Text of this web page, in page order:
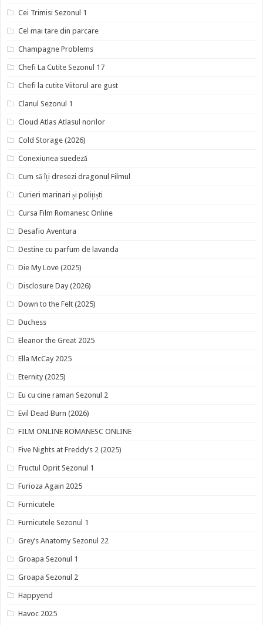
Cei Trimisi Sezonul 1
Cel mai tare din parcare
Champagne Problems
Chefi La Cutite Sezonul 17
Chefi la cutite Viitorul are gust
Clanul Sezonul 1
Cloud Atlas Atlasul norilor
Cold Storage (2026)
Conexiunea suedeză
Cum să îți dresezi dragonul Filmul
Curieri marinari și polițiști
Cursa Film Romanesc Online
Desafio Aventura
Destine cu parfum de lavanda
Die My Love (2025)
Disclosure Day (2026)
Down to the Felt (2025)
Duchess
Eleanor the Great 2025
Ella McCay 2025
Eternity (2025)
Eu cu cine raman Sezonul 2
Evil Dead Burn (2026)
FILM ONLINE ROMANESC ONLINE
Five Nights at Freddy’s 2 (2025)
Fructul Oprit Sezonul 1
Furioza Again 2025
Furnicutele
Furnicutele Sezonul 1
Grey’s Anatomy Sezonul 22
Groapa Sezonul 1
Groapa Sezonul 2
Happyend
Havoc 2025